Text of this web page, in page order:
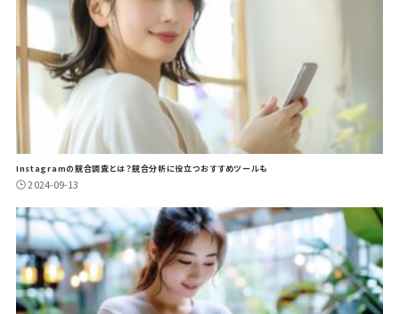
Instagramの競合調査とは？競合分析に役立つおすすめツールも
2024-09-13